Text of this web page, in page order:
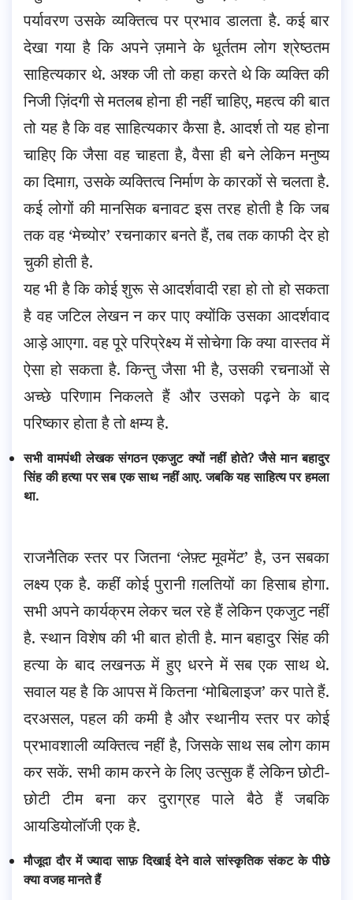
पर्यावरण उसके व्यक्तित्व पर प्रभाव डालता है. कई बार
देखा गया है कि अपने ज़माने के धूर्ततम लोग श्रेष्ठतम
साहित्यकार थे. अश्क जी तो कहा करते थे कि व्यक्ति की
निजी ज़िंदगी से मतलब होना ही नहीं चाहिए, महत्व की बात
तो यह है कि वह साहित्यकार कैसा है. आदर्श तो यह होना
चाहिए कि जैसा वह चाहता है, वैसा ही बने लेकिन मनुष्य
का दिमाग़, उसके व्यक्तित्व निर्माण के कारकों से चलता है.
कई लोगों की मानसिक बनावट इस तरह होती है कि जब
तक वह ‘मेच्योर’ रचनाकार बनते हैं, तब तक काफी देर हो
चुकी होती है.
यह भी है कि कोई शुरू से आदर्शवादी रहा हो तो हो सकता
है वह जटिल लेखन न कर पाए क्योंकि उसका आदर्शवाद
आड़े आएगा. वह पूरे परिप्रेक्ष्य में सोचेगा कि क्या वास्तव में
ऐसा हो सकता है. किन्तु जैसा भी है, उसकी रचनाओं से
अच्छे परिणाम निकलते हैं और उसको पढ़ने के बाद
परिष्कार होता है तो क्षम्य है.
सभी वामपंथी लेखक संगठन एकजुट क्यों नहीं होते? जैसे मान बहादुर
सिंह की हत्या पर सब एक साथ नहीं आए. जबकि यह साहित्य पर हमला
था.
राजनैतिक स्तर पर जितना ‘लेफ़्ट मूवमेंट’ है, उन सबका
लक्ष्य एक है. कहीं कोई पुरानी ग़लतियों का हिसाब होगा.
सभी अपने कार्यक्रम लेकर चल रहे हैं लेकिन एकजुट नहीं
है. स्थान विशेष की भी बात होती है. मान बहादुर सिंह की
हत्या के बाद लखनऊ में हुए धरने में सब एक साथ थे.
सवाल यह है कि आपस में कितना ‘मोबिलाइज’ कर पाते हैं.
दरअसल, पहल की कमी है और स्थानीय स्तर पर कोई
प्रभावशाली व्यक्तित्व नहीं है, जिसके साथ सब लोग काम
कर सकें. सभी काम करने के लिए उत्सुक हैं लेकिन छोटी-
छोटी टीम बना कर दुराग्रह पाले बैठे हैं जबकि
आयडियोलॉजी एक है.
मौजूदा दौर में ज्यादा साफ़ दिखाई देने वाले सांस्कृतिक संकट के पीछे
क्या वजह मानते हैं